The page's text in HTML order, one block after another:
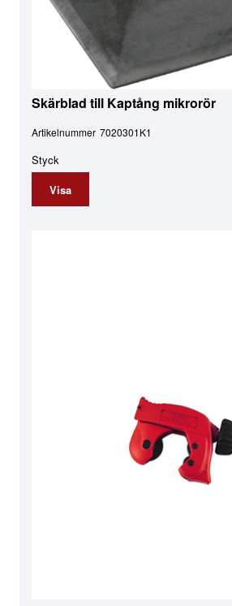
Skärblad till Kaptång mikrorör
Artikelnummer 7020301K1
Styck
Visa